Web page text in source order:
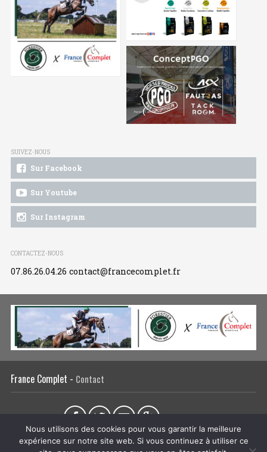
SUIVEZ-NOUS
Sur Facebook
Sur Youtube
Sur Instagram
CONTACTEZ-NOUS
07.86.26.04.26 contact@francecomplet.fr
France Complet - Contact
L’association Actualités Tous les évènements
Liens utiles
Nous utilisons des cookies pour vous garantir la meilleure
expérience sur notre site web. Si vous continuez à utiliser ce